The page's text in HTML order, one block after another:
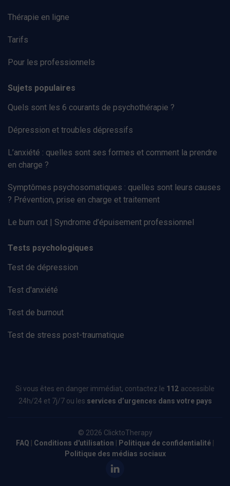
Thérapie en ligne
Tarifs
Pour les professionnels
Sujets populaires
Quels sont les 6 courants de psychothérapie ?
Dépression et troubles dépressifs
L’anxiété : quelles sont ses formes et comment la prendre
en charge ?
Symptômes psychosomatiques : quelles sont leurs causes
? Prévention, prise en charge et traitement
Le burn out | Syndrome d’épuisement professionnel
Tests psychologiques
Test de dépression
Test d'anxiété
Test de burnout
Test de stress post-traumatique
Si vous êtes en danger immédiat, contactez le 112 accessible
24h/24 et 7j/7 ou les services d’urgences dans votre pays
© 2026 ClicktoTherapy
FAQ
Conditions d'utilisation Politique de confidentialité
Politique des médias sociaux